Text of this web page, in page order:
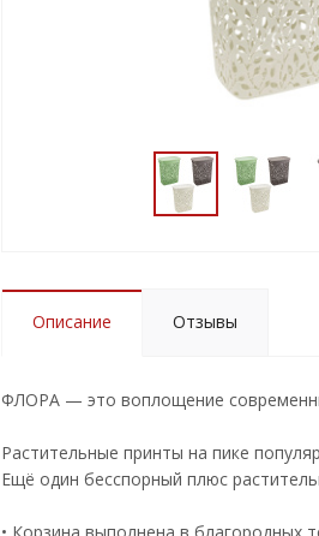
Описание Отзывы
ФЛОРА — это воплощение
Растительные принты на пике
Ещё один бесспорный плюс